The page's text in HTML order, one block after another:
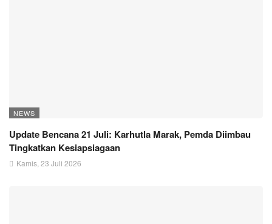
NEWS
Update Bencana 21 Juli: Karhutla Marak, Pemda Diimbau
Tingkatkan Kesiapsiagaan
Kamis, 23 Juli 2026